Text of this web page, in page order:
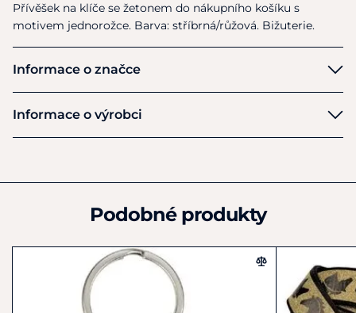
Přívěšek na klíče se žetonem do nákupního košíku s
motivem jednorožce. Barva: stříbrná/růžová. Bižuterie.
Informace o značce
HappyRoss
Informace o výrobci
Bundesstr 13
Tel: +49 (0) 4532 28050
info@happyross.de
Podobné produkty